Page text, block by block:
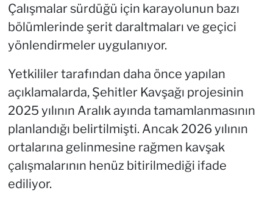
Çalışmalar sürdüğü için karayolunun bazı
bölümlerinde şerit daraltmaları ve geçici
yönlendirmeler uygulanıyor.
Yetkililer tarafından daha önce yapılan
açıklamalarda, Şehitler Kavşağı projesinin
2025 yılının Aralık ayında tamamlanmasının
planlandığı belirtilmişti. Ancak 2026 yılının
ortalarına gelinmesine rağmen kavşak
çalışmalarının henüz bitirilmediği ifade
ediliyor.